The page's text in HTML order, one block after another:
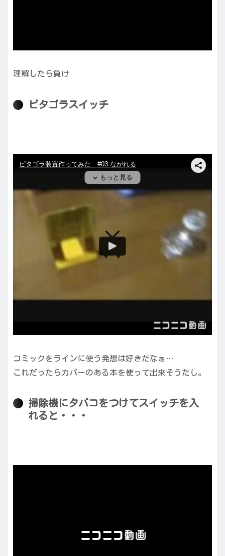
理解したら負け
ピタゴラスイッチ
コミックをラインに使う発想は好きだなぁ…
これだったらカバーのある本を使って出来そうだし。
掃除機にタバコをつけてスイッチを入
れると・・・